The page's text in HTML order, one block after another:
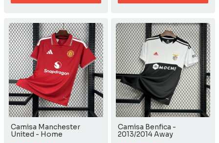
Camisa Manchester
United - Home
Camisa Benfica -
2013/2014 Away